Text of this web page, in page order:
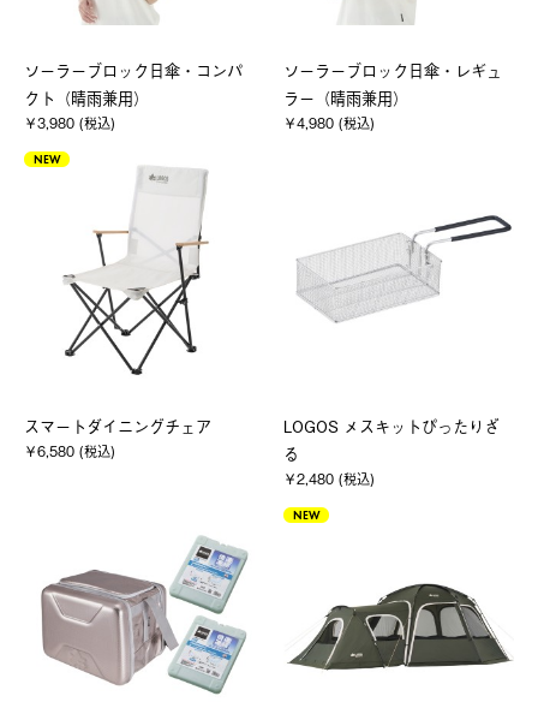
ソーラーブロック日傘・コンパ
クト（晴雨兼用）
￥3,980 (税込)
ソーラーブロック日傘・レギュ
ラー（晴雨兼用）
￥4,980 (税込)
NEW
スマートダイニングチェア
￥6,580 (税込)
LOGOS メスキットぴったりざ
る
￥2,480 (税込)
NEW